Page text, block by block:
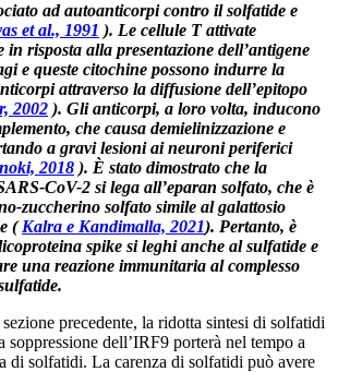
ad autoanticorpi contro il solfatide e
et al., 1991 ). Le cellule T attivate
risposta alla presentazione dell’antigene
e queste citochine possono indurre la
attraverso la diffusione dell’epitopo
2002 ). Gli anticorpi, a loro volta, inducono
che causa demielinizzazione e
a gravi lesioni ai neuroni periferici
2018 ). È stato dimostrato che la
CoV-2 si lega all’eparan solfato, che è
zuccherino solfato simile al galattosio
(Kalra e Kandimalla, 2021). Pertanto, è
spike si leghi anche al sulfatide e
una reazione immunitaria al complesso
precedente, la ridotta sintesi di solfatidi
soppressione dell’IRF9 porterà nel tempo a
di solfatidi. La carenza di solfatidi può avere